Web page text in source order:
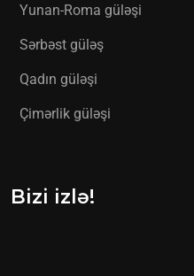
Yunan-Roma güləşi
Sərbəst güləş
Qadın güləşi
Çimərlik güləşi
Bizi izlə!